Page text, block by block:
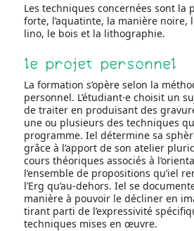
Les techniques concernées sont la
forte, l’aquatinte, la manière noire,
lino, le bois et la lithographie.
le projet personnel
La formation s’opère selon la
personnel. L’étudiant·e choisit un
de traiter en produisant des
une ou plusieurs des techniques
programme. Iel détermine sa
grâce à l’apport de son atelier
cours théoriques associés à
l’ensemble de propositions qu’iel
l’Erg qu’au-dehors. Iel se
manière à pouvoir le décliner en
tirant parti de l’expressivité
techniques mises en œuvre.